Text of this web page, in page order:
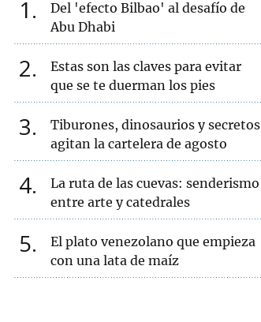
1
Del 'efecto Bilbao' al desafío de
Abu Dhabi
2
Estas son las claves para evitar
que se te duerman los pies
3
Tiburones, dinosaurios y secretos
agitan la cartelera de agosto
4
La ruta de las cuevas: senderismo
entre arte y catedrales
5
El plato venezolano que empieza
con una lata de maíz